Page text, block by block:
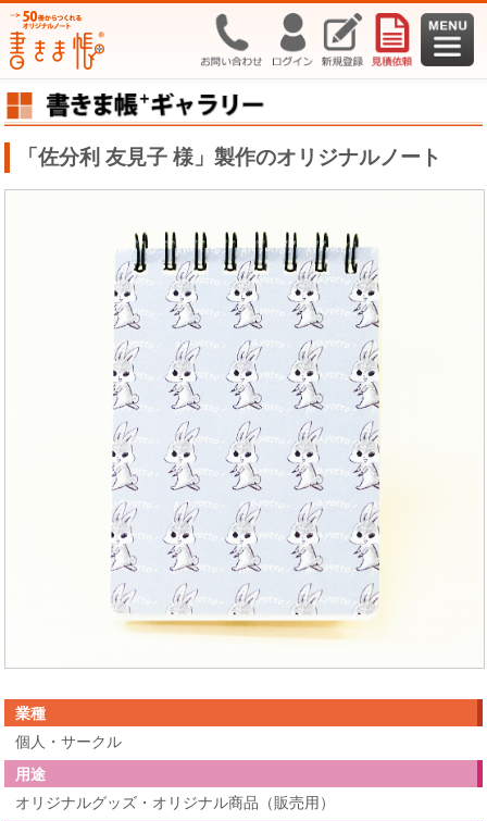
「佐分利 友見子 様」製作のオリジナルノート
業種
個人・サークル
用途
オリジナルグッズ・オリジナル商品（販売用）